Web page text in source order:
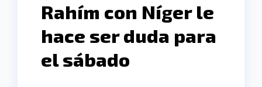
Rahím con Níger le
hace ser duda para
el sábado